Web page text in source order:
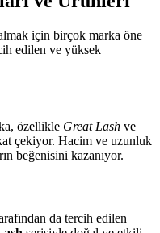
için birçok marka öne
edilen ve yüksek
özellikle Great Lash ve
çekiyor. Hacim ve uzunluk
beğenisini kazanıyor.
da tercih edilen